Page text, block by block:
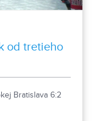
od tretieho
Bratislava 6:2